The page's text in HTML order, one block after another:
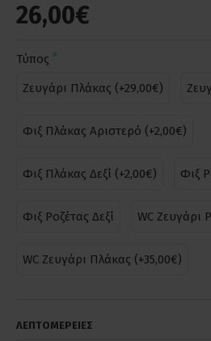
26,00€
Τύπος
Ζευγάρι Πλάκας (+29,00€)
Φιξ Πλάκας Αριστερό (+2,00€)
Φιξ Πλάκας Δεξί (+2,00€) Φιξ
Φιξ Ροζέτας Δεξί WC Ζευγάρι
WC Ζευγάρι Πλάκας (+35,00€)
ΛΕΠΤΟΜΕΡΕΙΕΣ